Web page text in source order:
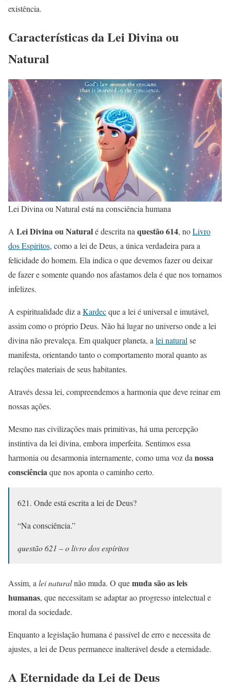
existência.
Características da Lei Divina ou
Natural
Lei Divina ou Natural está na consciência humana
A Lei Divina ou Naturalé descrita na questão 614, noLivro
dos Espíritos, como a lei de Deus, a única verdadeira para a
felicidade do homem. Ela indica o que devemos fazer ou deixar
de fazer e somente quando nos afastamos dela é que nos tornamos
infelizes.
A espiritualidade diz a Kardecque a lei é universal e imutável,
assim como o próprio Deus. Não há lugar no universo onde a lei
divina não prevaleça. Em qualquer planeta, a lei natural se
manifesta, orientando tanto o comportamento moral quanto as
relações materiais de seus habitantes.
Através dessa lei, compreendemos a harmonia que deve reinar em
nossas ações.
Mesmo nas civilizações mais primitivas, há uma percepção
instintiva da lei divina, embora imperfeita. Sentimos essa
harmonia ou desarmonia internamente, como uma voz da nossa
consciênciaque nos aponta o caminho certo.
621. Onde está escrita a lei de Deus?
“Na consciência.”
questão 621 – o livro dos espíritos
Assim, a lei naturalnão muda. O quemuda são as leis
humanas, que necessitam se adaptar ao progresso intelectual e
moral da sociedade.
Enquanto a legislação humana é passível de erro e necessita de
ajustes, a lei de Deus permanece inalterável desde a eternidade.
A Eternidade da Lei de Deus